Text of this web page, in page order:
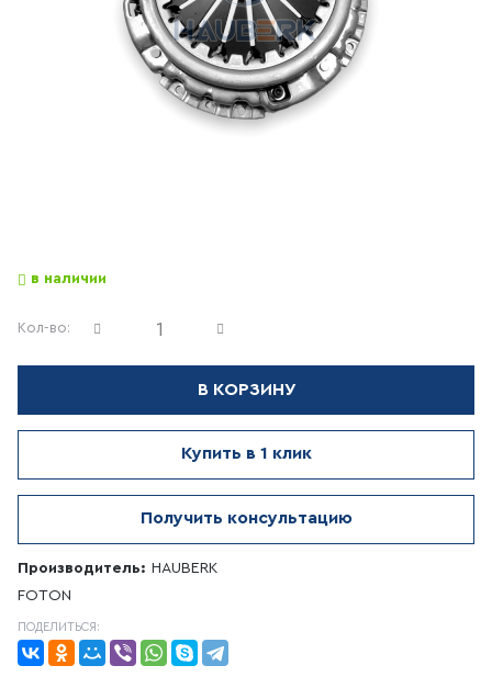
в наличии
Кол-во:
В КОРЗИНУ
Купить в 1 клик
Получить консультацию
Производитель: HAUBERK
FOTON
ПОДЕЛИТЬСЯ: